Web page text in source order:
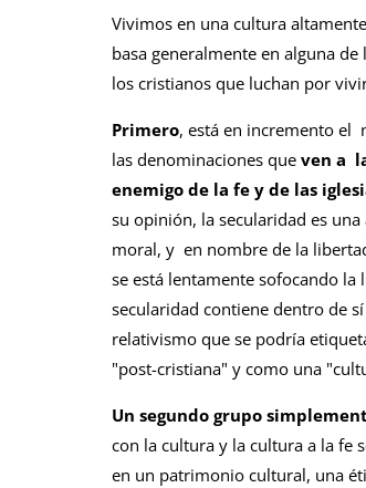
Vivimos en una cultura
basa generalmente en alguna
los cristianos que luchan por
Primero, está en incremento el
las denominaciones que ven a
enemigo de la fe y de las
su opinión, la secularidad es
moral, y en nombre de la
se está lentamente sofocando
secularidad contiene dentro de
relativismo que se podría
"post-cristiana" y como una
Un segundo grupo
con la cultura y la cultura a la fe
en un patrimonio cultural, una